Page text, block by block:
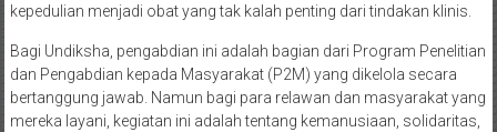
kepedulian menjadi obat yang tak kalah penting dari tindakan klinis.
Bagi Undiksha, pengabdian ini adalah bagian dari Program Penelitian
dan Pengabdian kepada Masyarakat (P2M) yang dikelola secara
bertanggung jawab. Namun bagi para relawan dan masyarakat yang
mereka layani, kegiatan ini adalah tentang kemanusiaan, solidaritas,